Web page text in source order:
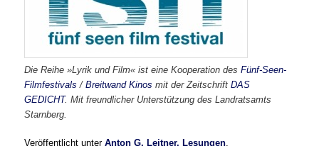
Die Reihe »Lyrik und Film« ist eine Kooperation desFünf-Seen-
Filmfestivals /Breitwand Kinos mit der ZeitschriftDAS
GEDICHT. Mit freundlicher Unterstützung des Landratsamts
Starnberg.
Veröffentlicht unter Anton G. Leitner, Lesungen